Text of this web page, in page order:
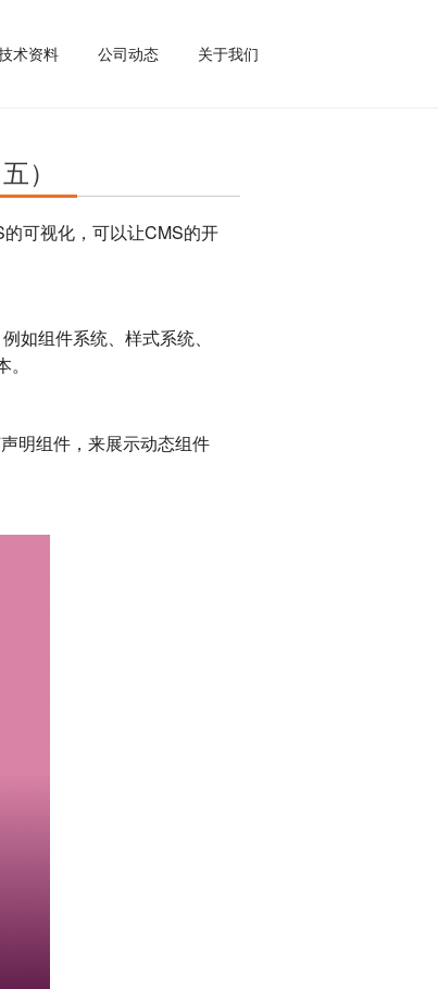
术资料 公司动态 关于我们
）
可视化，可以让CMS的开
如组件系统、样式系统、
明组件，来展示动态组件